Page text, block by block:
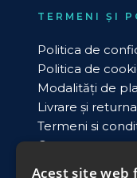
TERMENI ȘI
Politica de
Politica de
Modalități de
Livrare și
Termeni si
Contact
Acest site web